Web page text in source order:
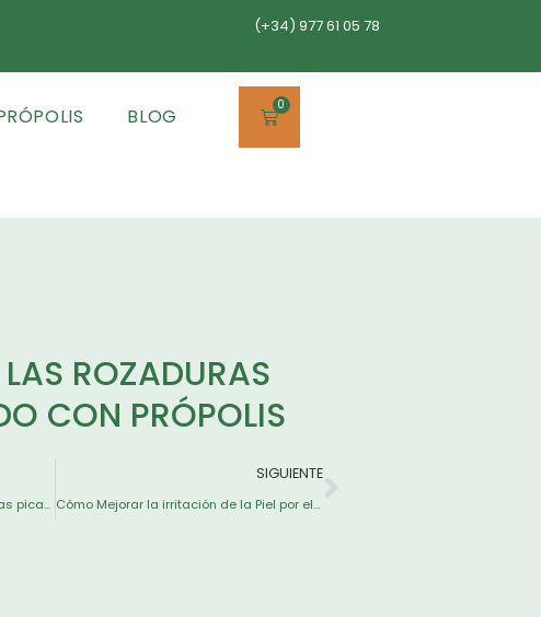
(+34) 977 61 05 78
BLOG 0
ROZADURAS
CON PRÓPOLIS
El própolis: Remedio natural para las picaduras de mosquito
SIGUIENTE
Cómo Mejorar la irritación de la Piel por el Cloro con Própolis